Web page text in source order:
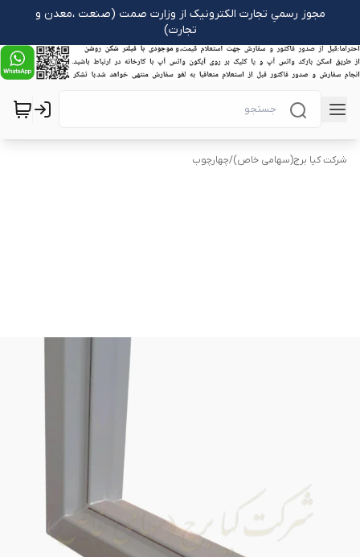
مجوز رسمیِ تجارت الکترونیک از وزارت صمت (صنعت ،معدن و
تجارت)
شرکت کیا برج(سهامی خاص)/چهارچوب